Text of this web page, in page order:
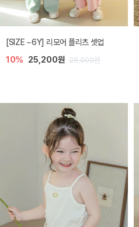
[SIZE ~6Y] 리모어 플리츠 셋업
10% 25,200원 28,000원